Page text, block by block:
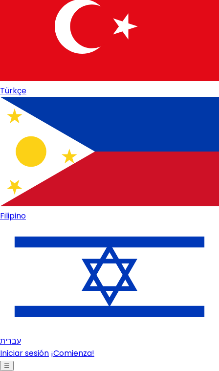
Türkçe
Filipino
עברית
Iniciar sesión ¡Comienza!
☰